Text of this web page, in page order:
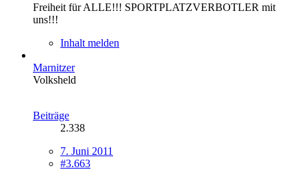
Freiheit für ALLE!!! SPORTPLATZVERBOTLER mit
uns!!!
Inhalt melden
Marnitzer
Volksheld
Beiträge
2.338
7. Juni 2011
#3.663